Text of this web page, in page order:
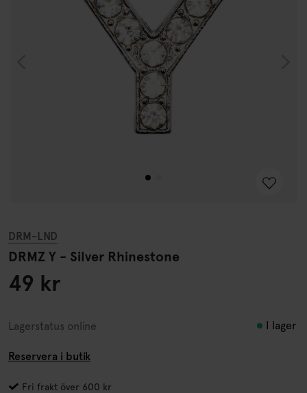
DRM-LND
DRMZ Y - Silver Rhinestone
49 kr
Lagerstatus online I lager
Reservera i butik
Fri frakt över 600 kr